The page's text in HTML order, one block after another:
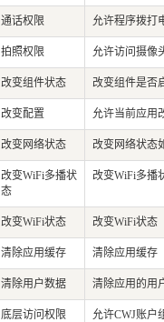
通话权限 允许程序拨打
拍照权限 允许访问摄像
改变组件状态 改变组件是否
改变配置 允许当前应用
改变网络状态 改变网络状态
改变WiFi多播状
态
改变WiFi多播
改变WiFi状态 改变WiFi状态
清除应用缓存 清除应用缓存
清除用户数据 清除应用的用
底层访问权限 允许CWJ账户